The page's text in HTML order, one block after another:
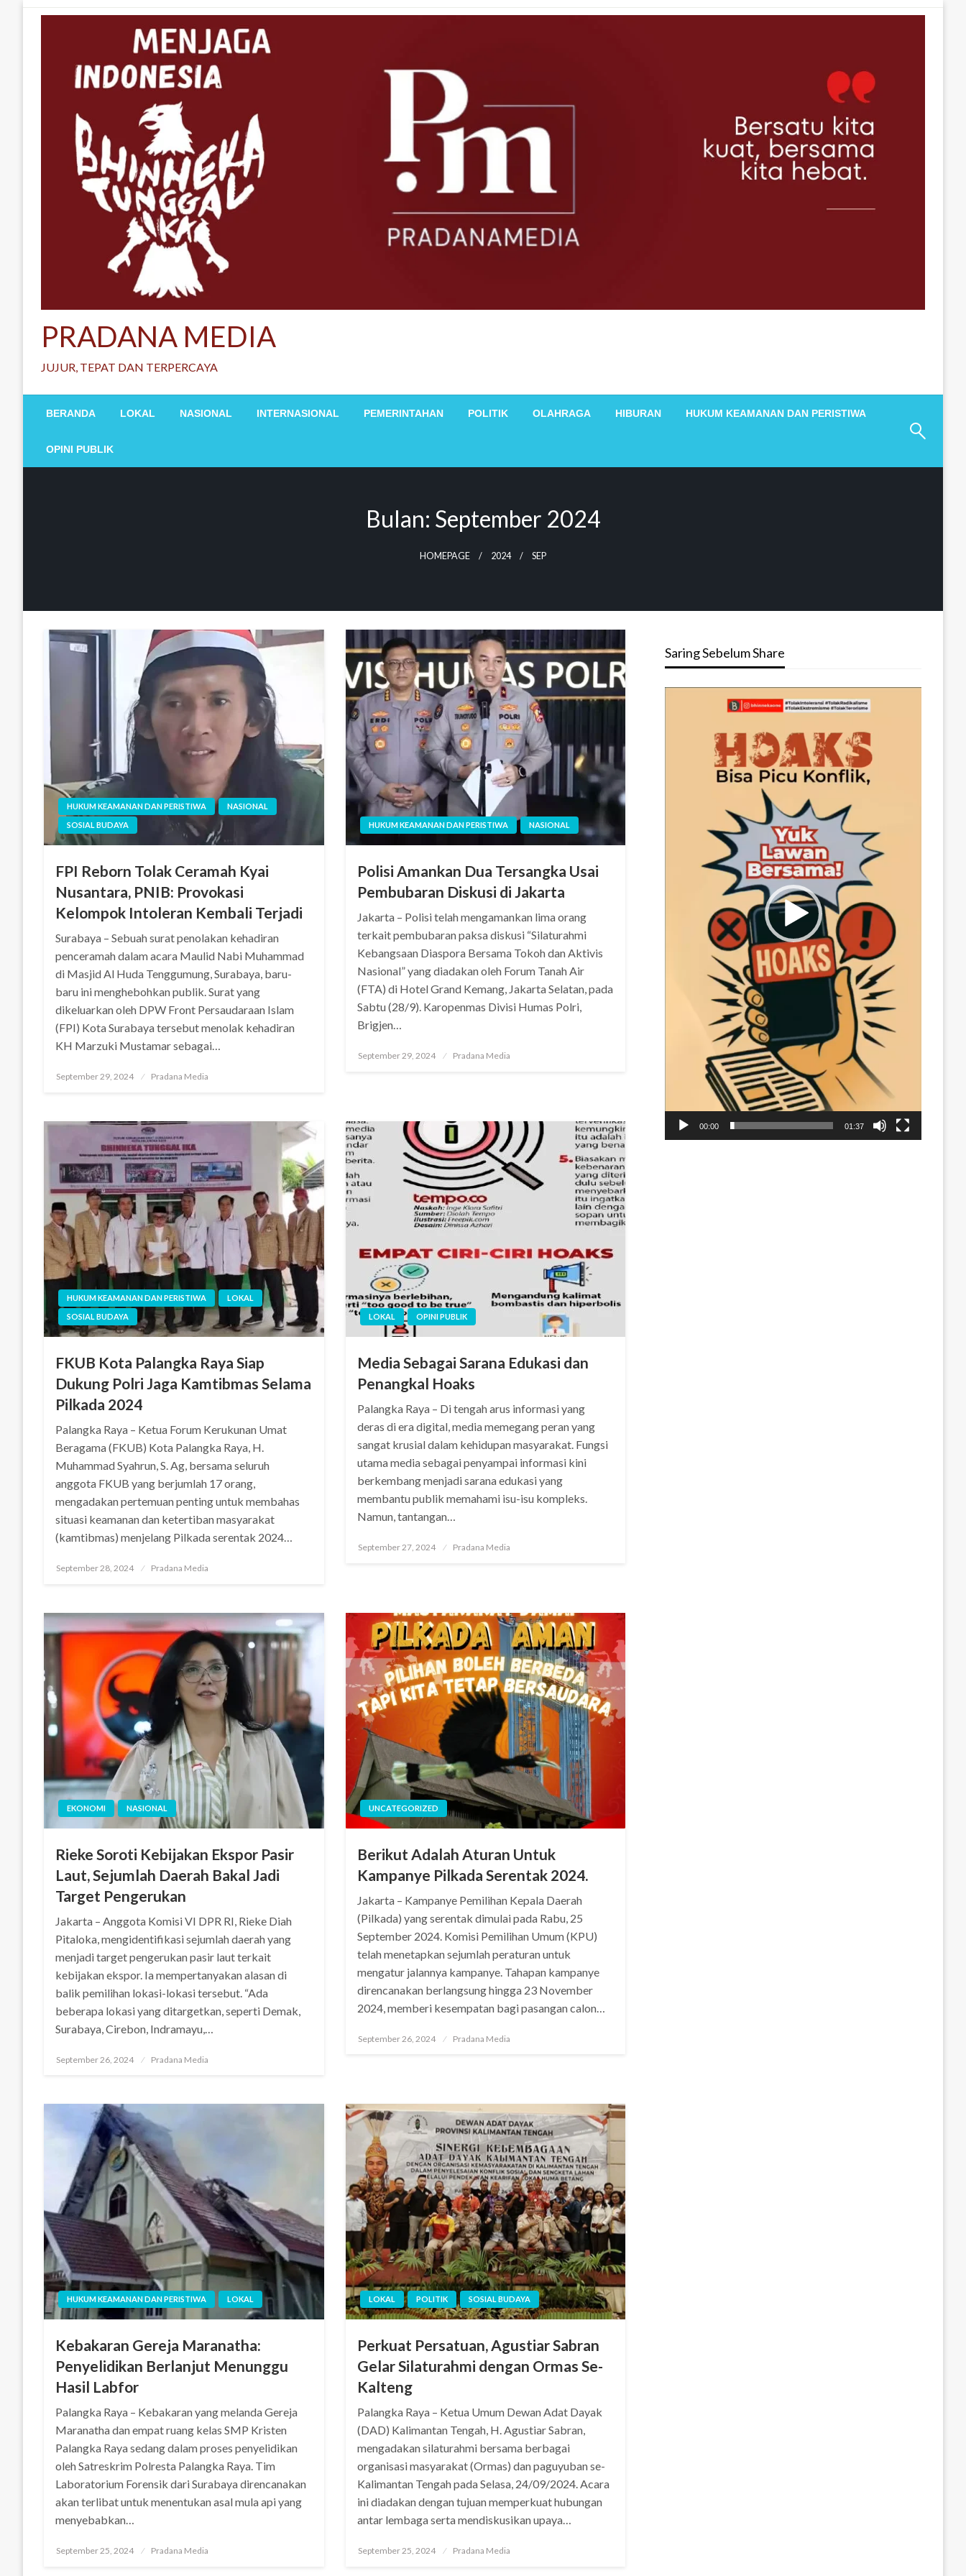
PRADANA MEDIA
JUJUR, TEPAT DAN TERPERCAYA
BERANDA LOKAL NASIONAL INTERNASIONAL PEMERINTAHAN POLITIK OLAHRAGA HIBURAN HUKUM KEAMANAN DAN PERISTIWA
OPINI PUBLIK
Bulan: September 2024
HOMEPAGE 2024 SEP
HUKUM KEAMANAN DAN PERISTIWA
NASIONAL
SOSIAL BUDAYA
FPI Reborn Tolak Ceramah Kyai
Nusantara, PNIB: Provokasi
Kelompok Intoleran Kembali Terjadi
Surabaya – Sebuah surat penolakan kehadiran
penceramah dalam acara Maulid Nabi Muhammad
di Masjid Al Huda Tenggumung, Surabaya, baru-
baru ini menghebohkan publik. Surat yang
dikeluarkan oleh DPW Front Persaudaraan Islam
(FPI) Kota Surabaya tersebut menolak kehadiran
KH Marzuki Mustamar sebagai…
September 29, 2024 Pradana Media
HUKUM KEAMANAN DAN PERISTIWA NASIONAL
Polisi Amankan Dua Tersangka Usai
Pembubaran Diskusi di Jakarta
Jakarta – Polisi telah mengamankan lima orang
terkait pembubaran paksa diskusi “Silaturahmi
Kebangsaan Diaspora Bersama Tokoh dan Aktivis
Nasional” yang diadakan oleh Forum Tanah Air
(FTA) di Hotel Grand Kemang, Jakarta Selatan, pada
Sabtu (28/9). Karopenmas Divisi Humas Polri,
Brigjen…
September 29, 2024 Pradana Media
HUKUM KEAMANAN DAN PERISTIWA
LOKAL
SOSIAL BUDAYA
FKUB Kota Palangka Raya Siap
Dukung Polri Jaga Kamtibmas Selama
Pilkada 2024
Palangka Raya – Ketua Forum Kerukunan Umat
Beragama (FKUB) Kota Palangka Raya, H.
Muhammad Syahrun, S. Ag, bersama seluruh
anggota FKUB yang berjumlah 17 orang,
mengadakan pertemuan penting untuk membahas
situasi keamanan dan ketertiban masyarakat
(kamtibmas) menjelang Pilkada serentak 2024…
September 28, 2024 Pradana Media
LOKAL OPINI PUBLIK
Media Sebagai Sarana Edukasi dan
Penangkal Hoaks
Palangka Raya – Di tengah arus informasi yang
deras di era digital, media memegang peran yang
sangat krusial dalam kehidupan masyarakat. Fungsi
utama media sebagai penyampai informasi kini
berkembang menjadi sarana edukasi yang
membantu publik memahami isu-isu kompleks.
Namun, tantangan…
September 27, 2024 Pradana Media
EKONOMI NASIONAL
Rieke Soroti Kebijakan Ekspor Pasir
Laut, Sejumlah Daerah Bakal Jadi
Target Pengerukan
Jakarta – Anggota Komisi VI DPR RI, Rieke Diah
Pitaloka, mengidentifikasi sejumlah daerah yang
menjadi target pengerukan pasir laut terkait
kebijakan ekspor. Ia mempertanyakan alasan di
balik pemilihan lokasi-lokasi tersebut. “Ada
beberapa lokasi yang ditargetkan, seperti Demak,
Surabaya, Cirebon, Indramayu,…
September 26, 2024 Pradana Media
UNCATEGORIZED
Berikut Adalah Aturan Untuk
Kampanye Pilkada Serentak 2024.
Jakarta – Kampanye Pemilihan Kepala Daerah
(Pilkada) yang serentak dimulai pada Rabu, 25
September 2024. Komisi Pemilihan Umum (KPU)
telah menetapkan sejumlah peraturan untuk
mengatur jalannya kampanye. Tahapan kampanye
direncanakan berlangsung hingga 23 November
2024, memberi kesempatan bagi pasangan calon…
September 26, 2024 Pradana Media
HUKUM KEAMANAN DAN PERISTIWA LOKAL
Kebakaran Gereja Maranatha:
Penyelidikan Berlanjut Menunggu
Hasil Labfor
Palangka Raya – Kebakaran yang melanda Gereja
Maranatha dan empat ruang kelas SMP Kristen
Palangka Raya sedang dalam proses penyelidikan
oleh Satreskrim Polresta Palangka Raya. Tim
Laboratorium Forensik dari Surabaya direncanakan
akan terlibat untuk menentukan asal mula api yang
menyebabkan…
September 25, 2024 Pradana Media
LOKAL POLITIK SOSIAL BUDAYA
Perkuat Persatuan, Agustiar Sabran
Gelar Silaturahmi dengan Ormas Se-
Kalteng
Palangka Raya – Ketua Umum Dewan Adat Dayak
(DAD) Kalimantan Tengah, H. Agustiar Sabran,
mengadakan silaturahmi bersama berbagai
organisasi masyarakat (Ormas) dan paguyuban se-
Kalimantan Tengah pada Selasa, 24/09/2024. Acara
ini diadakan dengan tujuan memperkuat hubungan
antar lembaga serta mendiskusikan upaya…
September 25, 2024 Pradana Media
Saring Sebelum Share
00:00 01:37